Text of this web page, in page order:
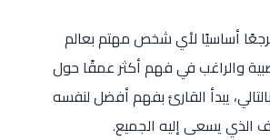
أساسيًا لأي شخص مهتم بعالم
والراغب في فهم أكثر عمقًا حول
يبدأ القارئ بفهم أفضل لنفسه
الذي يسعى إليه الجميع.